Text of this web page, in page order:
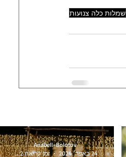
שמלות כלה צנועות
Anabell-Bolotov
24 באפר׳ 2024
זמן קריאה 2 דקות